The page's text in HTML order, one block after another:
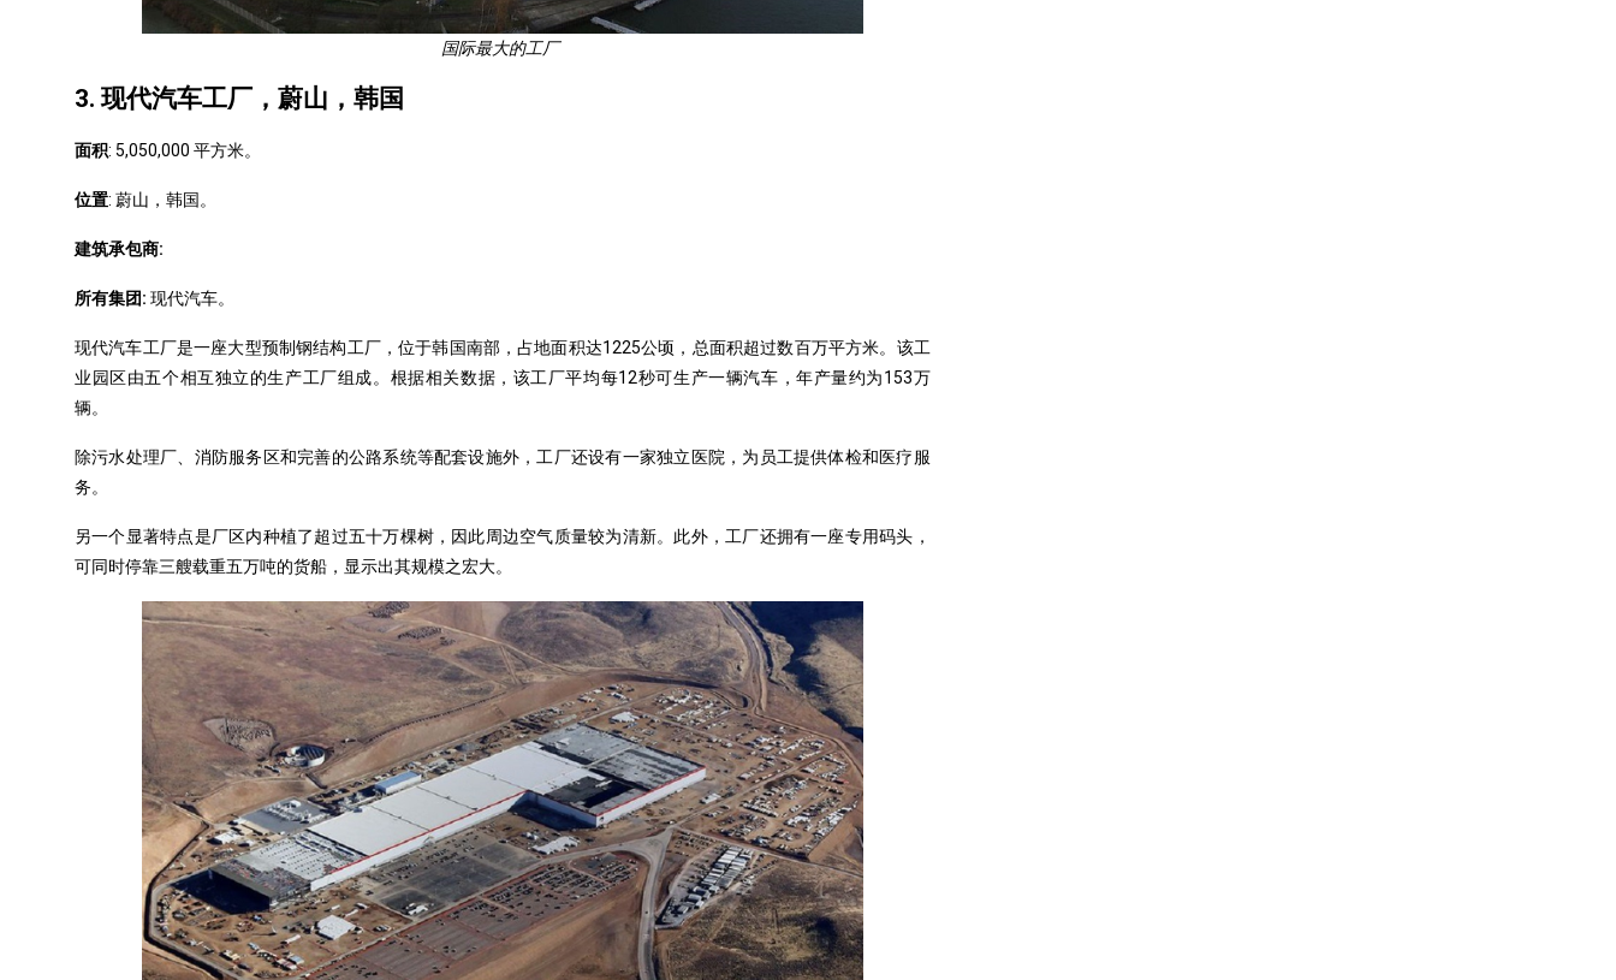
国际最大的工厂
3. 现代汽车工厂，蔚山，韩国
面积: 5,050,000 平方米。
位置: 蔚山，韩国。
建筑承包商:
所有集团: 现代汽车。
现代汽车工厂是一座大型预制钢结构工厂，位于韩国南部，占地面积达1225公顷，总面积超过数百万平方米。该工
业园区由五个相互独立的生产工厂组成。根据相关数据，该工厂平均每12秒可生产一辆汽车，年产量约为153万
辆。
除污水处理厂、消防服务区和完善的公路系统等配套设施外，工厂还设有一家独立医院，为员工提供体检和医疗服
务。
另一个显著特点是厂区内种植了超过五十万棵树，因此周边空气质量较为清新。此外，工厂还拥有一座专用码头，
可同时停靠三艘载重五万吨的货船，显示出其规模之宏大。